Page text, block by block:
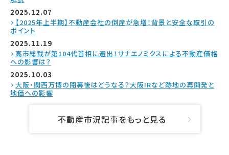
2025.12.07
【2025年上半期】不動産会社の倒産が急増！背景と安全な取引の
ポイント
2025.11.19
高市総裁が第104代首相に選出！サナエノミクスによる不動産価格
への影響は？
2025.10.03
大阪・関西万博の閉幕後はどうなる？大阪IRなど跡地の再開発と
地価への影響
不動産市況記事をもっと見る